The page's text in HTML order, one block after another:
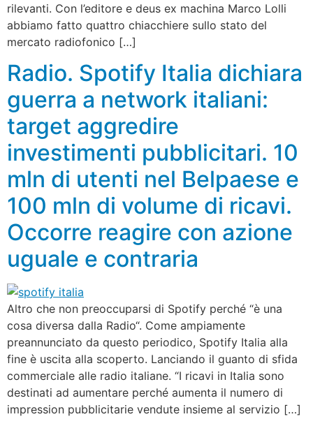
rilevanti. Con l’editore e deus ex machina Marco Lolli
abbiamo fatto quattro chiacchiere sullo stato del
mercato radiofonico […]
Radio. Spotify Italia dichiara
guerra a network italiani:
target aggredire
investimenti pubblicitari. 10
mln di utenti nel Belpaese e
100 mln di volume di ricavi.
Occorre reagire con azione
uguale e contraria
Altro che non preoccuparsi di Spotify perché “è una
cosa diversa dalla Radio“. Come ampiamente
preannunciato da questo periodico, Spotify Italia alla
fine è uscita alla scoperto. Lanciando il guanto di sfida
commerciale alle radio italiane. “I ricavi in Italia sono
destinati ad aumentare perché aumenta il numero di
impression pubblicitarie vendute insieme al servizio […]